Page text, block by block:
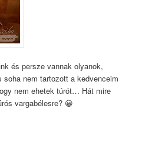
és persze vannak olyanok,
nem tartozott a kedvenceim
nem ehetek túrót… Hát mire
vargabélesre? 😀